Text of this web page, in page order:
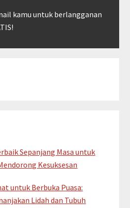
kamu untuk berlangganan
Sepanjang Masa untuk
Kesuksesan
untuk Berbuka Puasa:
Lidah dan Tubuh